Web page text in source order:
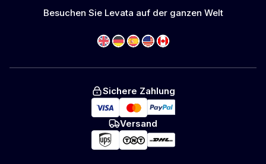
Besuchen Sie Levata auf der ganzen Welt
Sichere Zahlung
Versand